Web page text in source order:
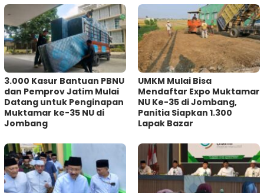
3.000 Kasur Bantuan PBNU
dan Pemprov Jatim Mulai
Datang untuk Penginapan
Muktamar ke-35 NU di
Jombang
UMKM Mulai Bisa
Mendaftar Expo Muktamar
NU Ke-35 di Jombang,
Panitia Siapkan 1.300
Lapak Bazar